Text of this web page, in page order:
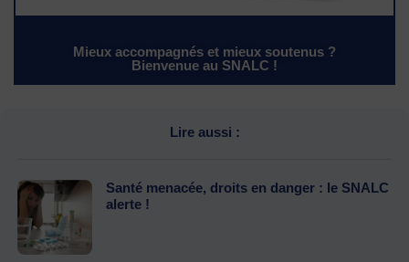
Mieux accompagnés et mieux soutenus ?
Bienvenue au SNALC !
Lire aussi :
Santé menacée, droits en danger : le SNALC
alerte !